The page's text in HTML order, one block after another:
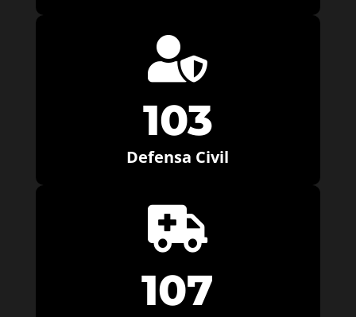

103
Defensa Civil

107